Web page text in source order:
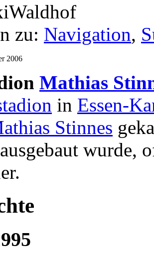
zu: Navigation,
2006
Mathias
in Essen-
Stinnes
wurde,